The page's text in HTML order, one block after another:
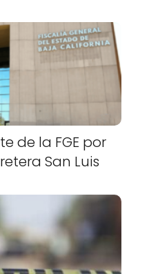
de la FGE por
San Luis